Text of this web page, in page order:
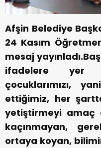
Afşin Belediye
24 Kasım
mesaj
ifadelere yer
çocuklarımızı,
ettiğimiz, her
yetiştirmeyi amaç
kaçınmayan,
ortaya koyan,